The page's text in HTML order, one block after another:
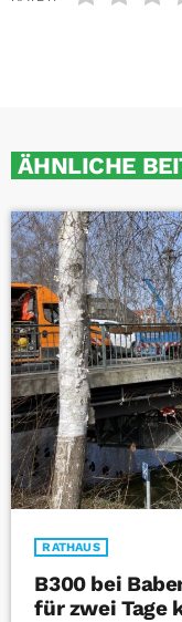
ÄHNLICHE
RATHAUS
B300 bei
für zwei Tage